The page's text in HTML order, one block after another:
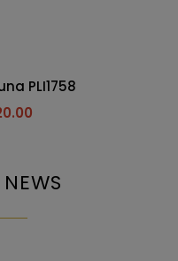
PLI1758